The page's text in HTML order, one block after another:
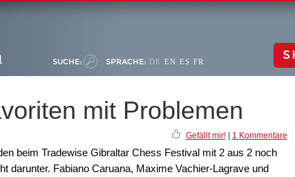
SUCHE: SPRACHE: DE EN ES FR
mit Problemen
Gefällt mir!| 1 Kommentare
beim Tradewise Gibraltar Chess Festival mit 2 aus 2 noch
darunter. Fabiano Caruana, Maxime Vachier-Lagrave und